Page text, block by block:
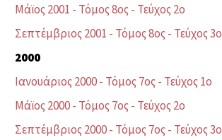
Μάϊος 2001 - Τόμος 8ος - Τεύχος 2ο
Σεπτέμβριος 2001 - Τόμος 8ος - Τεύχος 3ο
2000
Ιανουάριος 2000 - Τόμος 7ος - Τεύχος 1ο
Μάϊος 2000 - Τόμος 7ος - Τεύχος 2ο
Σεπτέμβριος 2000 - Τόμος 7ος - Τεύχος 3ο